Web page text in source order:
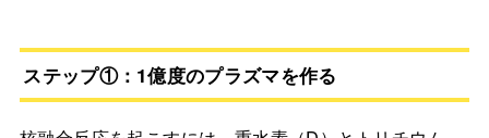
ステップ①：1億度のプラズマを作る